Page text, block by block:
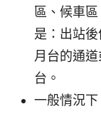
區、候車
是：出站
月台的通
台。
一般情況下